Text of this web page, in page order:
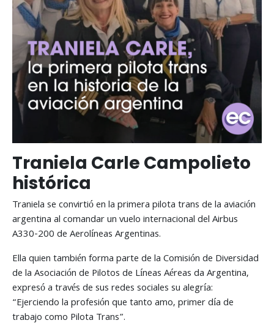
Traniela Carle Campolieto
histórica
Traniela se convirtió en la primera pilota trans de la aviación
argentina al comandar un vuelo internacional del Airbus
A330-200 de Aerolíneas Argentinas.
Ella quien también forma parte de la Comisión de Diversidad
de la Asociación de Pilotos de Líneas Aéreas da Argentina,
expresó a través de sus redes sociales su alegría:
“Ejerciendo la profesión que tanto amo, primer día de
trabajo como Pilota Trans”.